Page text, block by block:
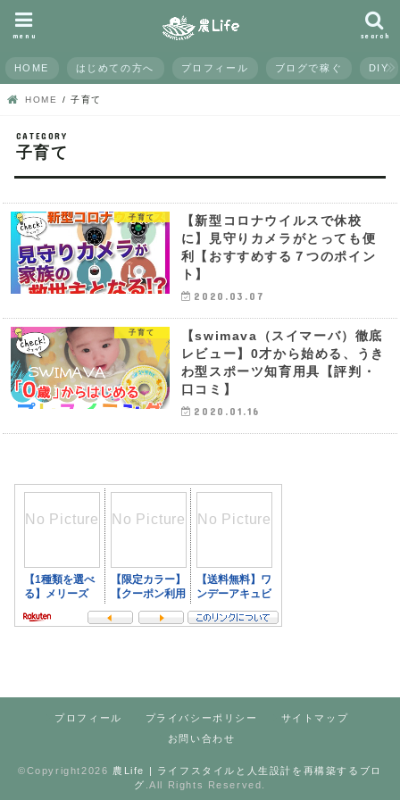
search
menu
HOME はじめての方へ プロフィール ブログで稼ぐ DIY
HOME 子育て
子育て
子育て
【新型コロナウイルスで休校
に】見守りカメラがとっても便
利【おすすめする７つのポイン
ト】
2020.03.07
子育て
【swimava（スイマーバ）徹底
レビュー】0才から始める、うき
わ型スポーツ知育用具【評判・
口コミ】
2020.01.16
プロフィール プライバシーポリシー
サイトマップ
お問い合わせ
©Copyright2026 農Life | ライフスタイルと人生設計を再構築するブロ
グ .All Rights Reserved.